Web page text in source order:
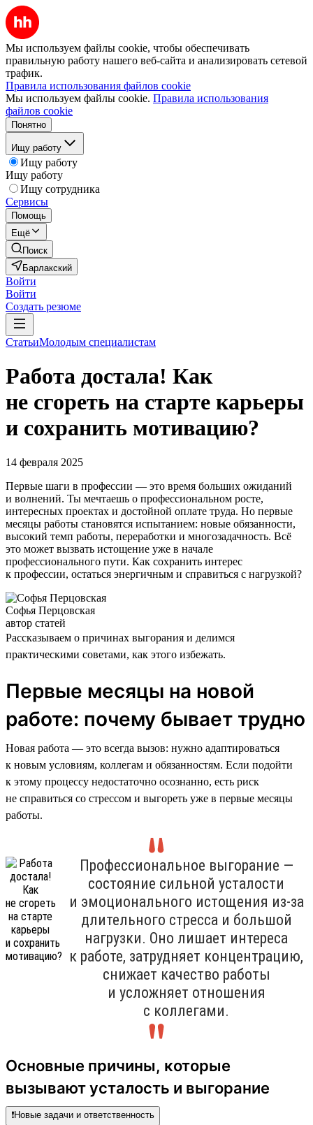
Мы используем файлы cookie, чтобы обеспечивать
правильную работу нашего веб-сайта и анализировать сетевой
трафик.
Правила использования файлов cookie
Мы используем файлы cookie. Правила использования
файлов cookie
Понятно
Ищу работу
Ищу работу
Ищу работу
Ищу сотрудника
Сервисы
Помощь
Ещё
Поиск
Барлакский
Войти
Войти
Создать резюме
СтатьиМолодым специалистам
Работа достала! Как
не сгореть на старте карьеры
и сохранить мотивацию?
14 февраля 2025
Первые шаги в профессии — это время больших ожиданий
и волнений. Ты мечтаешь о профессиональном росте,
интересных проектах и достойной оплате труда. Но первые
месяцы работы становятся испытанием: новые обязанности,
высокий темп работы, переработки и многозадачность. Всё
это может вызвать истощение уже в начале
профессионального пути. Как сохранить интерес
к профессии, остаться энергичным и справиться с нагрузкой?
Софья Перцовская
автор статей
Рассказываем о причинах выгорания и делимся
практическими советами, как этого избежать.
Первые месяцы на новой
работе: почему бывает трудно
Новая работа — это всегда вызов: нужно адаптироваться
к новым условиям, коллегам и обязанностям. Если подойти
к этому процессу недостаточно осознанно, есть риск
не справиться со стрессом и выгореть уже в первые месяцы
работы.
Профессиональное выгорание —
состояние сильной усталости
и эмоционального истощения из-за
длительного стресса и большой
нагрузки. Оно лишает интереса
к работе, затрудняет концентрацию,
снижает качество работы
и усложняет отношения
с коллегами.
Основные причины, которые
вызывают усталость и выгорание
❗️Новые задачи и ответственность